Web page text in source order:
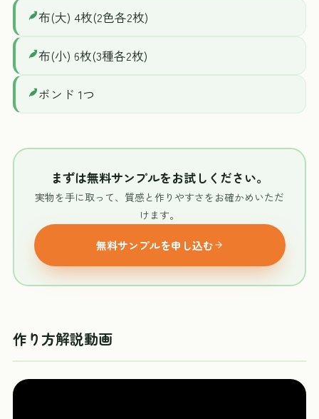
布(大) 4枚(2色各2枚)
布(小) 6枚(3種各2枚)
ボンド 1つ
まずは無料サンプルをお試しください。
実物を手に取って、質感と作りやすさをお確かめいただ
けます。
無料サンプルを申し込む
作り方解説動画